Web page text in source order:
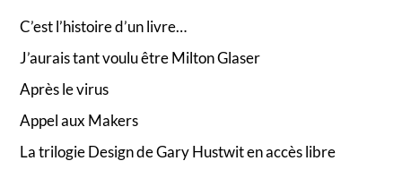
C’est l’histoire d’un livre…
J’aurais tant voulu être Milton Glaser
Après le virus
Appel aux Makers
La trilogie Design de Gary Hustwit en accès libre